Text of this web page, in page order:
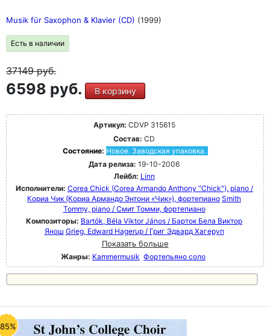
Musik für Saxophon & Klavier (CD) (1999)
Есть в наличии
37149руб.
6598 руб. В корзину
Артикул: CDVP 315615
Состав: CD
Состояние: Новое. Заводская упаковка.
Дата релиза: 19-10-2006
Лейбл: Linn
Исполнители: Corea Chick (Corea Armando Anthony "Chick"), piano /
Кориа Чик (Кориа Армандо Энтони «Чик»), фортепиано Smith
Tommy, piano / Смит Томми, фортепиано
Композиторы: Bartók, Béla Viktor János / Барток Бела Виктор
Янош Grieg, Edward Hagerup / Григ Эдвард Хагеруп
Показать больше
Жанры: Kammermusik Фортепьяно соло